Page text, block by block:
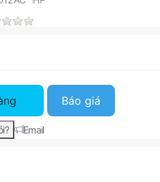
Contract PageWide
Báo giá
Email